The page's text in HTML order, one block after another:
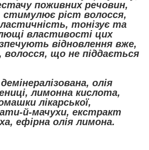
поживних речовин,
стимулює ріст волосся,
тонізує та
властивості цих
відновлення вже,
волосся, що не піддається
олія
лимонна кислота,
лікарської,
й-мачухи, екстракт
ефірна олія лимона.